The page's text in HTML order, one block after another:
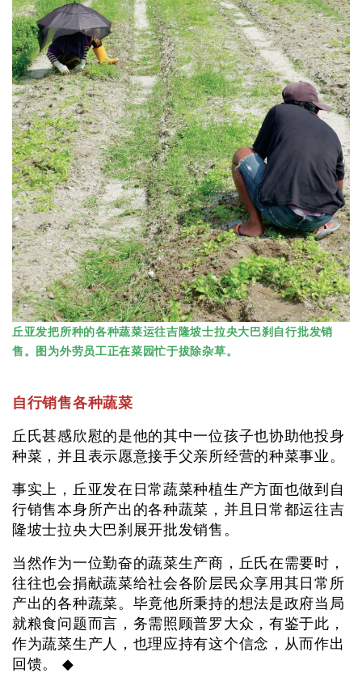
丘亚发把所种的各种蔬菜运往吉隆坡士拉央大巴刹自行批发销
售。图为外劳员工正在菜园忙于拔除杂草。
自行销售各种蔬菜
丘氏甚感欣慰的是他的其中一位孩子也协助他投身
种菜，并且表示愿意接手父亲所经营的种菜事业。
事实上，丘亚发在日常蔬菜种植生产方面也做到自
行销售本身所产出的各种蔬菜，并且日常都运往吉
隆坡士拉央大巴刹展开批发销售。
当然作为一位勤奋的蔬菜生产商，丘氏在需要时，
往往也会捐献蔬菜给社会各阶层民众享用其日常所
产出的各种蔬菜。毕竟他所秉持的想法是政府当局
就粮食问题而言，务需照顾普罗大众，有鉴于此，
作为蔬菜生产人，也理应持有这个信念，从而作出
回馈。 ◆